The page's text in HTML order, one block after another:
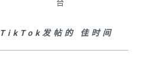
TikTok发帖的 佳时间